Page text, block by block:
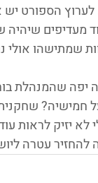
הספורט
מעדיפים
יפה שהמנהלת
לא יזיק לראות
להחזיר עטרה